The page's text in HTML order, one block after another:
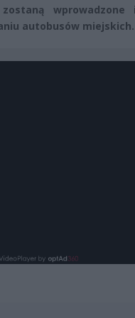
autobusów miejskich.